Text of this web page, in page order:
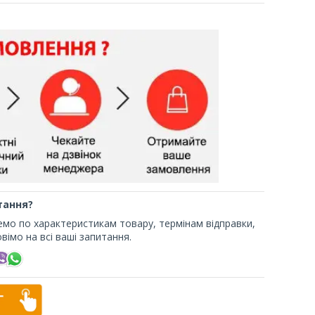
по характеристикам товару, термінам відправки,
на всі ваші запитання.